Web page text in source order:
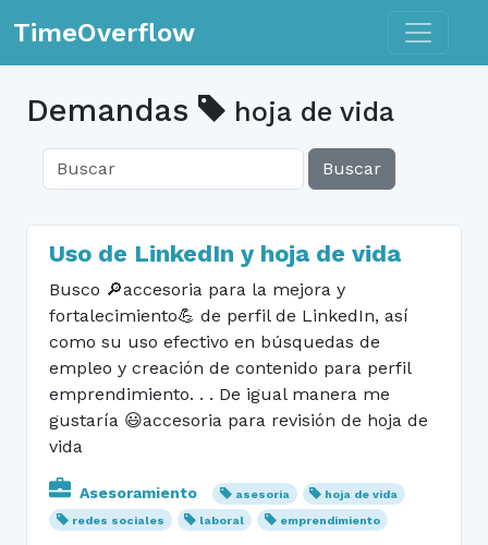
TimeOverflow Toggle
Demandas hoja de vida
Buscar
Uso de LinkedIn y hoja de vida
Busco 🔎accesoria para la mejora y
fortalecimiento💪 de perfil de LinkedIn, así
como su uso efectivo en búsquedas de
empleo y creación de contenido para perfil
emprendimiento. . . De igual manera me
gustaría 😃accesoria para revisión de hoja de
vida
Asesoramiento asesoria
hoja de vida
redes sociales
laboral emprendimiento